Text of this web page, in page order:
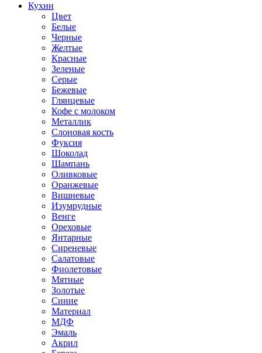
Кухни
Цвет
Белые
Черные
Желтые
Красные
Зеленые
Серые
Бежевые
Глянцевые
Кофе с молоком
Металлик
Слоновая кость
Фуксия
Шоколад
Шампань
Оливковые
Оранжевые
Вишневые
Изумрудные
Венге
Ореховые
Янтарные
Сиреневые
Салатовые
Фиолетовые
Мятные
Золотые
Синие
Материал
МДФ
Эмаль
Акрил